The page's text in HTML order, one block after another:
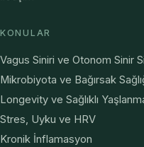
KONULAR
Vagus Siniri ve Otonom Sinir
Mikrobiyota ve Bağırsak
Longevity ve Sağlıklı
Stres, Uyku ve HRV
Kronik İnflamasyon